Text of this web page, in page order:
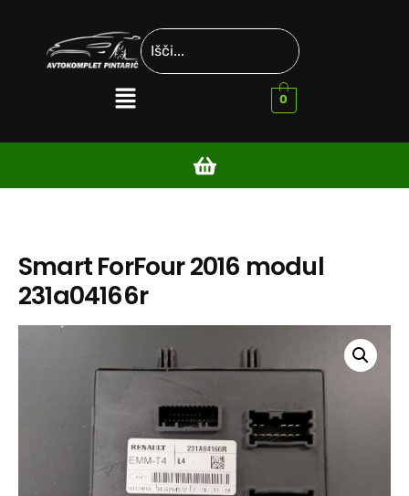
0
Smart ForFour 2016 modul
231a04166r